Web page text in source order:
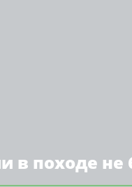
в походе не